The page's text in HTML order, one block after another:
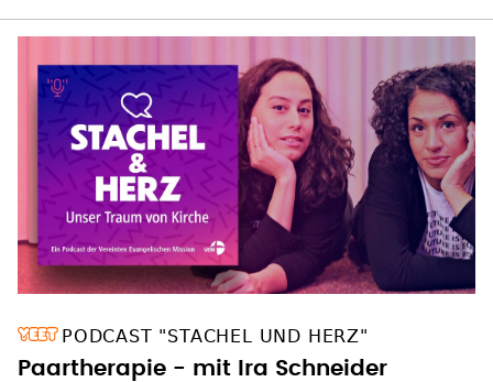
PODCAST "STACHEL UND HERZ"
Paartherapie - mit Ira Schneider